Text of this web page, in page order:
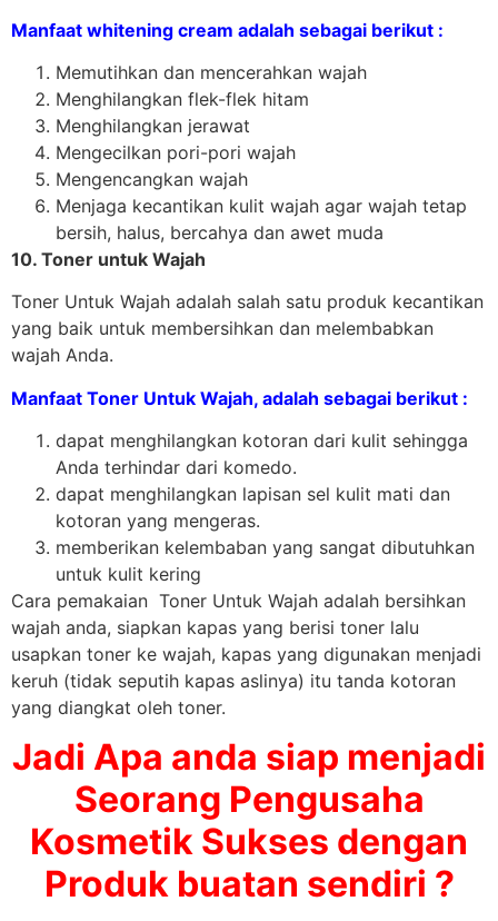
Manfaat whitening cream adalah sebagai berikut :
Memutihkan dan mencerahkan wajah
Menghilangkan flek-flek hitam
Menghilangkan jerawat
Mengecilkan pori-pori wajah
Mengencangkan wajah
Menjaga kecantikan kulit wajah agar wajah tetap
bersih, halus, bercahya dan awet muda
10. Toner untuk Wajah
Toner Untuk Wajah adalah salah satu produk kecantikan
yang baik untuk membersihkan dan melembabkan
wajah Anda.
Manfaat Toner Untuk Wajah, adalah sebagai berikut :
dapat menghilangkan kotoran dari kulit sehingga
Anda terhindar dari komedo.
dapat menghilangkan lapisan sel kulit mati dan
kotoran yang mengeras.
memberikan kelembaban yang sangat dibutuhkan
untuk kulit kering
Cara pemakaian Toner Untuk Wajah adalah bersihkan
wajah anda, siapkan kapas yang berisi toner lalu
usapkan toner ke wajah, kapas yang digunakan menjadi
keruh (tidak seputih kapas aslinya) itu tanda kotoran
yang diangkat oleh toner.
Jadi Apa anda siap menjadi
Seorang Pengusaha
Kosmetik Sukses dengan
Produk buatan sendiri ?